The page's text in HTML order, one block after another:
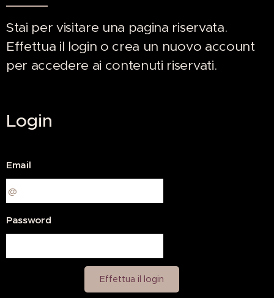
Stai per visitare una pagina riservata.
Effettua il login o crea un nuovo account
per accedere ai contenuti riservati.
Login
Email
Password
Effettua il login